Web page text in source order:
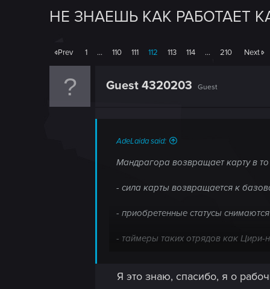
НЕ ЗНАЕШЬ КАК РАБОТАЕТ
Prev 1 … 110 111 112 113 114 … 210 Next
Guest 4320203 Guest
AdeLaida said:
Мандрагора возвращает карту в то
- сила карты возвращается к
- приобретенные статусы
- таймеры таких отрядов как Цири-
- у карт с приказом и/или зарядами
Я это знаю, спасибо, я о